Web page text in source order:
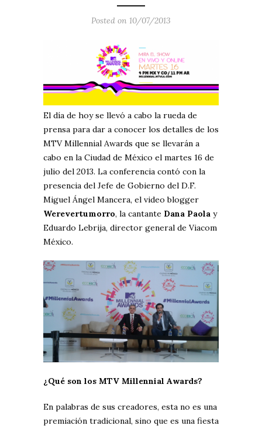
Posted on 10/07/2013
El día de hoy se llevó a cabo la rueda de
prensa para dar a conocer los detalles de los
MTV Millennial Awards que se llevarán a
cabo en la Ciudad de México el martes 16 de
julio del 2013. La conferencia contó con la
presencia del Jefe de Gobierno del D.F.
Miguel Ángel Mancera, el video blogger
Werevertumorro, la cantante Dana Paola y
Eduardo Lebrija, director general de Viacom
México.
¿Qué son los MTV Millennial Awards?
En palabras de sus creadores, esta no es una
premiación tradicional, sino que es una fiesta